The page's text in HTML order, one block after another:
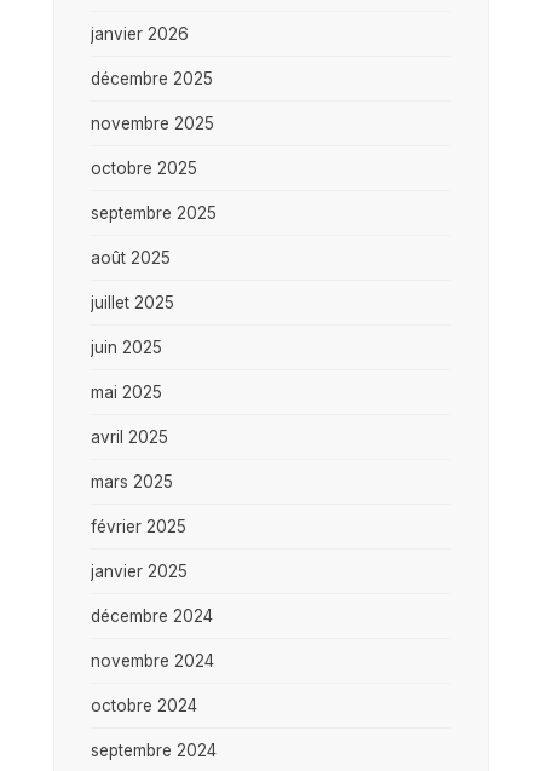
janvier 2026
décembre 2025
novembre 2025
octobre 2025
septembre 2025
août 2025
juillet 2025
juin 2025
mai 2025
avril 2025
mars 2025
février 2025
janvier 2025
décembre 2024
novembre 2024
octobre 2024
septembre 2024